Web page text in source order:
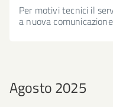
Per motivi tecnici il
a nuova comunicazione
Agosto 2025